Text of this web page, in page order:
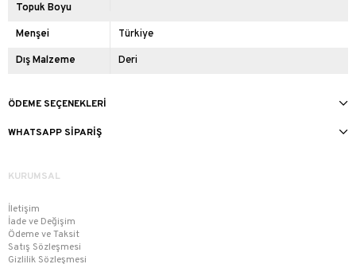
Topuk Boyu
Menşei Türkiye
Dış Malzeme Deri
ÖDEME SEÇENEKLERI
WHATSAPP SIPARIŞ
KURUMSAL
İletişim
İade ve Değişim
Ödeme ve Taksit
Satış Sözleşmesi
Gizlilik Sözleşmesi